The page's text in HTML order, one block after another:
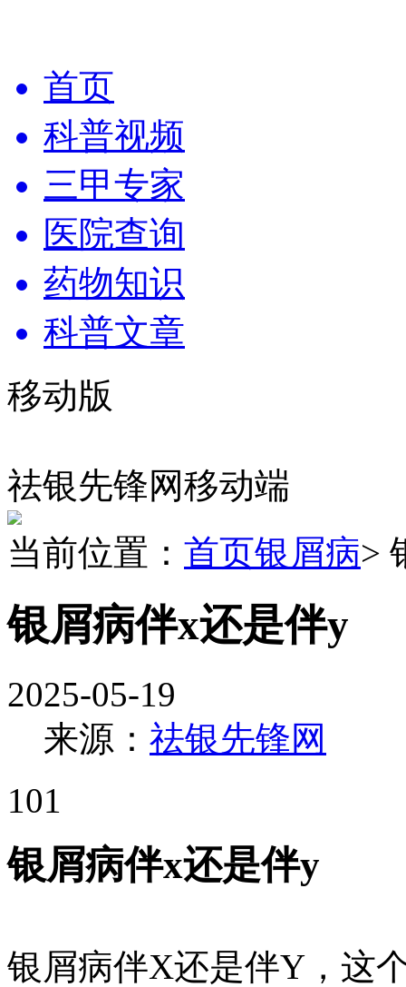
首页
科普视频
三甲专家
医院查询
药物知识
科普文章
移动版
祛银先锋网移动端
当前位置： 首页银屑病>
银屑病伴x还是伴y
2025-05-19
来源： 祛银先锋网
101
银屑病伴x还是伴y
银屑病伴X还是伴Y，这